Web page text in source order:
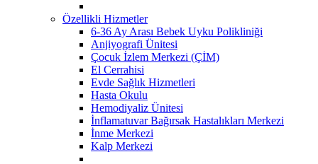
Özellikli Hizmetler
6-36 Ay Arası Bebek Uyku Polikliniği
Anjiyografi Ünitesi
Çocuk İzlem Merkezi (ÇİM)
El Cerrahisi
Evde Sağlık Hizmetleri
Hasta Okulu
Hemodiyaliz Ünitesi
İnflamatuvar Bağırsak Hastalıkları Merkezi
İnme Merkezi
Kalp Merkezi